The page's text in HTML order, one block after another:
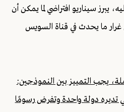
سيناريو افتراضي لما يمكن أن
غرار ما يحدث في قناة السويس
يجب التمييز بين النموذجين:
دولة واحدة وتفرض رسومًا